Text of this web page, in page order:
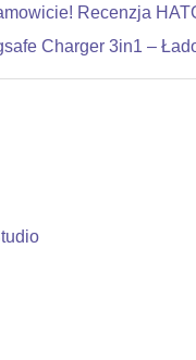
Recenzja
Charger 3in1 –